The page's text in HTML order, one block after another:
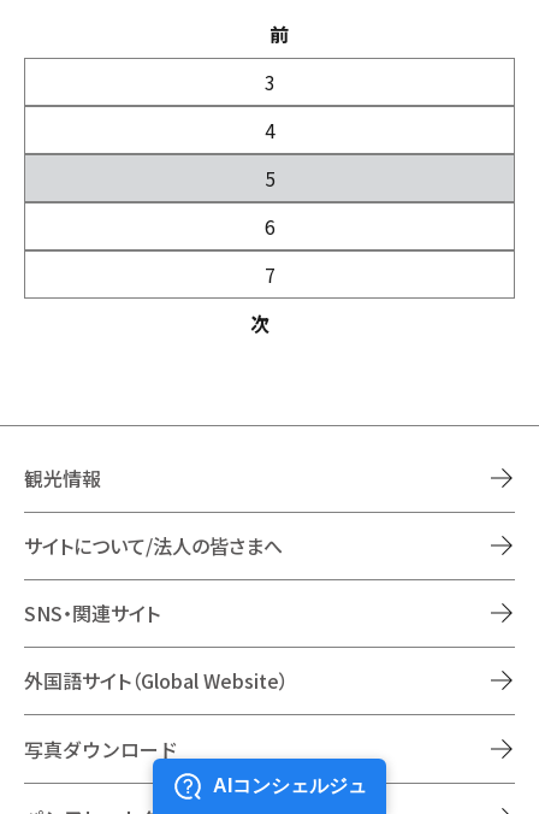
前
3
4
5
6
7
次
観光情報
サイトについて/法人の皆さまへ
SNS・関連サイト
外国語サイト（Global Website）
写真ダウンロード